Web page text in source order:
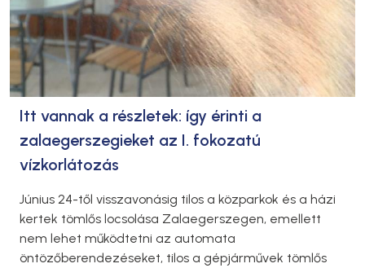
Itt vannak a részletek: így érinti a
zalaegerszegieket az I. fokozatú
vízkorlátozás
Június 24-től visszavonásig tilos a közparkok és a házi
kertek tömlős locsolása Zalaegerszegen, emellett
nem lehet működtetni az automata
öntözőberendezéseket, tilos a gépjárművek tömlős